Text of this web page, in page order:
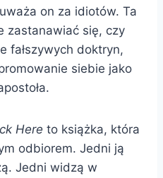
on za idiotów. Ta
zastanawiać się, czy
fałszywych doktryn,
siebie jako
Here to książka, która
odbiorem. Jedni ją
Jedni widzą w